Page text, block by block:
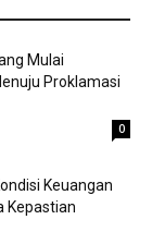
Mulai
Proklamasi
0
Keuangan
Kepastian